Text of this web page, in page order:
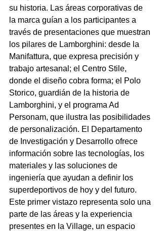
su historia. Las áreas corporativas de
la marca guían a los participantes a
través de presentaciones que muestran
los pilares de Lamborghini: desde la
Manifattura, que expresa precisión y
trabajo artesanal; el Centro Stile,
donde el diseño cobra forma; el Polo
Storico, guardián de la historia de
Lamborghini, y el programa Ad
Personam, que ilustra las posibilidades
de personalización. El Departamento
de Investigación y Desarrollo ofrece
información sobre las tecnologías, los
materiales y las soluciones de
ingeniería que ayudan a definir los
superdeportivos de hoy y del futuro.
Este primer vistazo representa solo una
parte de las áreas y la experiencia
presentes en la Village, un espacio